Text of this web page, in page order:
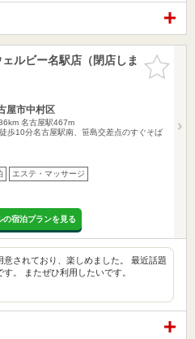
お気に入
りに追加
ルビー名駅店（閉店しま
屋市中村区
名古屋駅467m
歩10分名古屋駅南、笹島交差点のすぐそば
エステ・マッサージ
の宿泊プランを見る
意されており、楽しめました。 最近話題
。 またぜひ利用したいです。